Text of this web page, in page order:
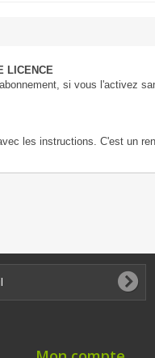
LICENCE
si vous l'activez
les instructions. C'est un